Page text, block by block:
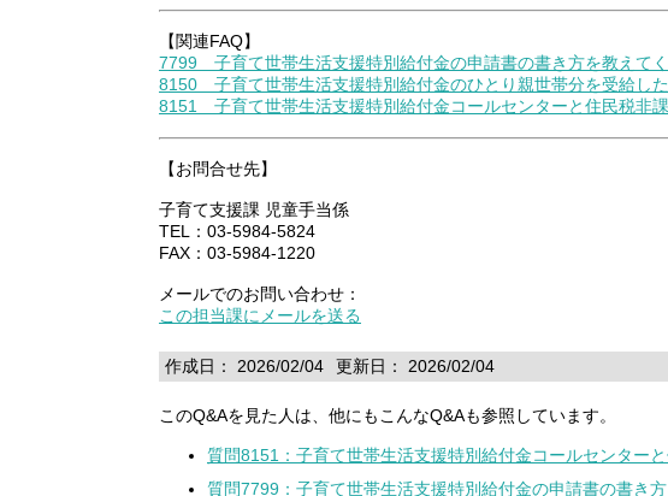
【関連FAQ】
7799 子育て世帯生活支援特別給付金の申請書の書き方を教えてく
8150 子育て世帯生活支援特別給付金のひとり親世帯分を受給し
8151 子育て世帯生活支援特別給付金コールセンターと住民税非
【お問合せ先】
子育て支援課 児童手当係
TEL：03-5984-5824
FAX：03-5984-1220
メールでのお問い合わせ：
この担当課にメールを送る
作成日： 2026/02/04 更新日： 2026/02/04
このQ&Aを見た人は、他にもこんなQ&Aも参照しています。
質問8151：子育て世帯生活支援特別給付金コールセンター
質問7799：子育て世帯生活支援特別給付金の申請書の書き方